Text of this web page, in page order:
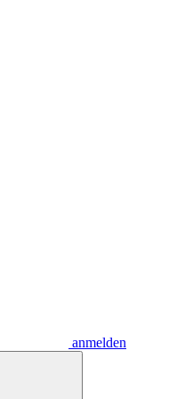
anmelden